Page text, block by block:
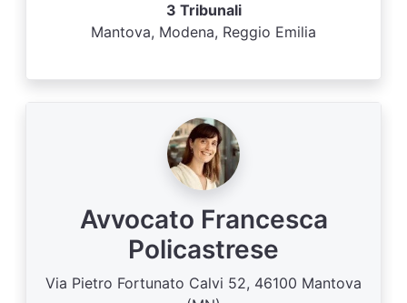
3 Tribunali
Mantova, Modena, Reggio Emilia
Avvocato Francesca
Policastrese
Via Pietro Fortunato Calvi 52, 46100 Mantova